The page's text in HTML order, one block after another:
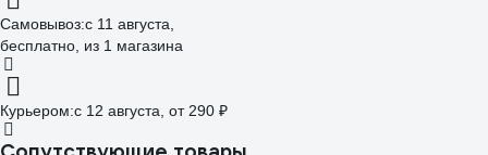
Самовывоз:c 11 августа,
бесплатно , из 1 магазина
Курьером:c 12 августа, от 290 ₽